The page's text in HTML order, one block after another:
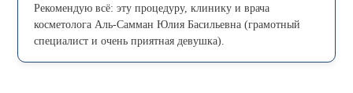
Рекомендую всё: эту процедуру, клинику и врача
косметолога Аль-Самман Юлия Басильевна (грамотный
специалист и очень приятная девушка).